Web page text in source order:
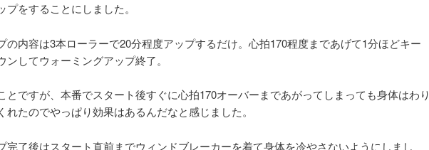
プをすることにしました。
の内容は3本ローラーで20分程度アップするだけ。心拍170程度まであげて1分ほどキー
ンしてウォーミングアップ終了。
とですが、本番でスタート後すぐに心拍170オーバーまであがってしまっても身体はわり
れたのでやっぱり効果はあるんだなと感じました。
完了後はスタート直前までウィンドブレーカーを着て身体を冷やさないようにしまし